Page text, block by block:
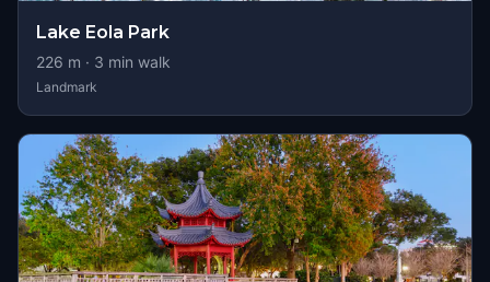
Lake Eola Park
226 m · 3 min walk
Landmark